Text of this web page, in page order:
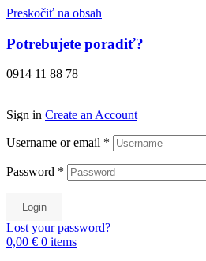
Preskočiť na obsah
Potrebujete poradiť?
0914 11 88 78
Sign in Create an Account
Username or email *
Password *
Login
Lost your password?
0,00 € 0 items